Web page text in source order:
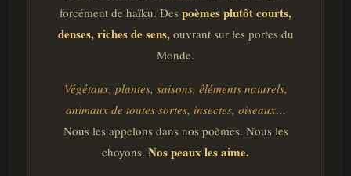
forcément de haïku. Des poèmes plutôt courts,
denses, riches de sens,ouvrant sur les portes du
Monde.
Végétaux, plantes, saisons, éléments naturels,
animaux de toutes sortes, insectes, oiseaux…
Nous les appelons dans nos poèmes. Nous les
choyons. Nos peaux les aime.